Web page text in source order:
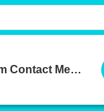
Neem Contact Met Ons Op